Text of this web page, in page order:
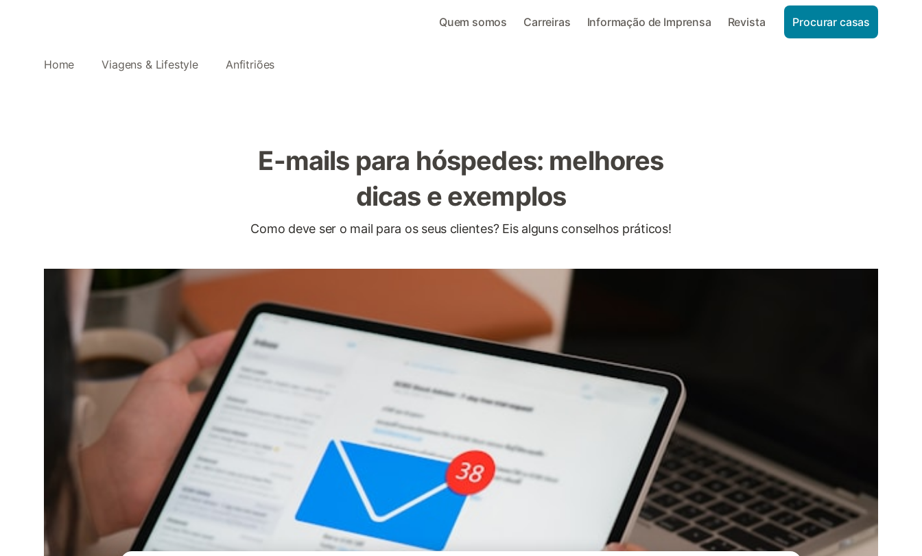
Quem somos Carreiras Informação de Imprensa Revista Procurar casas
Home Viagens & Lifestyle Anfitriões
E-mails para hóspedes: melhores
dicas e exemplos
Como deve ser o mail para os seus clientes? Eis alguns conselhos práticos!